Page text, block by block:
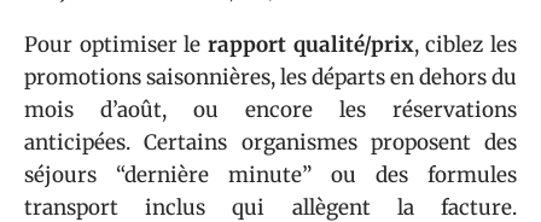
Pour optimiser le rapport qualité/prix, ciblez les
promotions saisonnières, les départs en dehors du
mois d’août, ou encore les réservations
anticipées. Certains organismes proposent des
séjours “dernière minute” ou des formules
transport inclus qui allègent la facture.